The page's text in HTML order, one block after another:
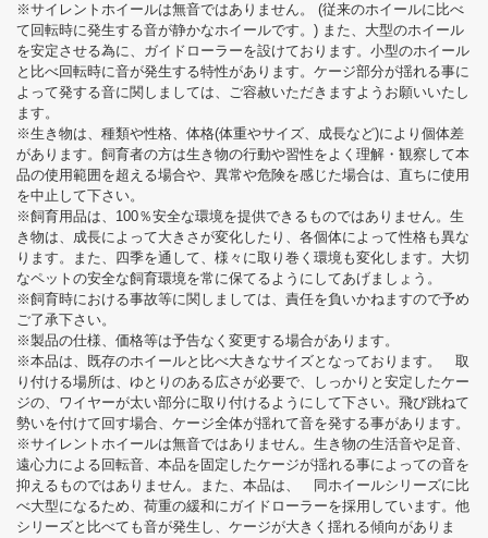
※サイレントホイールは無音ではありません。 (従来のホイールに比べ
て回転時に発生する音が静かなホイールです。) また、大型のホイール
を安定させる為に、ガイドローラーを設けております。小型のホイール
と比べ回転時に音が発生する特性があります。ケージ部分が揺れる事に
よって発する音に関しましては、ご容赦いただきますようお願いいたし
ます。
※生き物は、種類や性格、体格(体重やサイズ、成長など)により個体差
があります。飼育者の方は生き物の行動や習性をよく理解・観察して本
品の使用範囲を超える場合や、異常や危険を感じた場合は、直ちに使用
を中止して下さい。
※飼育用品は、100％安全な環境を提供できるものではありません。生
き物は、成長によって大きさが変化したり、各個体によって性格も異な
ります。また、四季を通して、様々に取り巻く環境も変化します。大切
なペットの安全な飼育環境を常に保てるようにしてあげましょう。
※飼育時における事故等に関しましては、責任を負いかねますので予め
ご了承下さい。
※製品の仕様、価格等は予告なく変更する場合があります。
※本品は、既存のホイールと比べ大きなサイズとなっております。 取
り付ける場所は、ゆとりのある広さが必要で、しっかりと安定したケー
ジの、ワイヤーが太い部分に取り付けるようにして下さい。飛び跳ねて
勢いを付けて回す場合、ケージ全体が揺れて音を発する事があります。
※サイレントホイールは無音ではありません。生き物の生活音や足音、
遠心力による回転音、本品を固定したケージが揺れる事によっての音を
抑えるものではありません。また、本品は、 同ホイールシリーズに比
べ大型になるため、荷重の緩和にガイドローラーを採用しています。他
シリーズと比べても音が発生し、ケージが大きく揺れる傾向がありま